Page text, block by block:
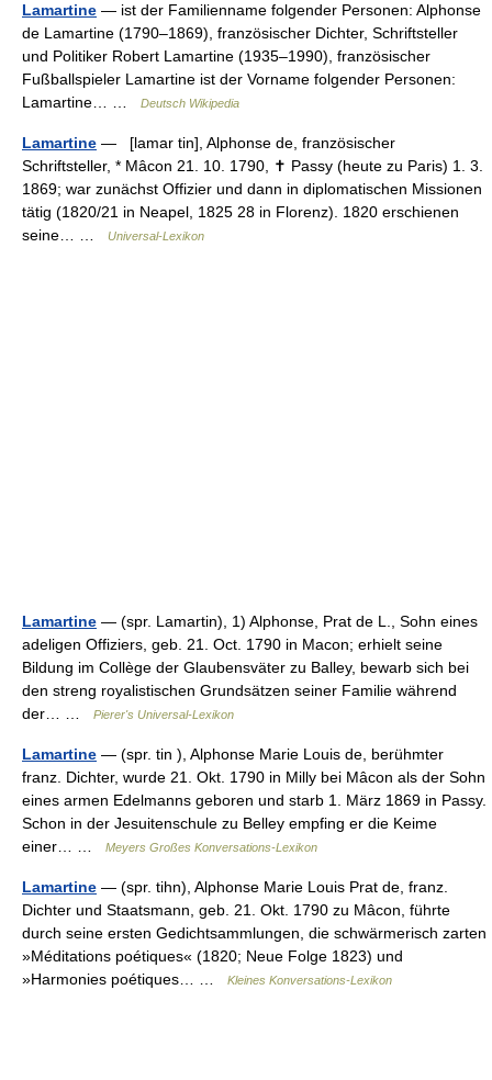
Lamartine — ist der Familienname folgender Personen: Alphonse
de Lamartine (1790–1869), französischer Dichter, Schriftsteller
und Politiker Robert Lamartine (1935–1990), französischer
Fußballspieler Lamartine ist der Vorname folgender Personen:
Lamartine… …
Deutsch Wikipedia
Lamartine — [lamar tin], Alphonse de, französischer
Schriftsteller, * Mâcon 21. 10. 1790, ✝ Passy (heute zu Paris) 1. 3.
1869; war zunächst Offizier und dann in diplomatischen Missionen
tätig (1820/21 in Neapel, 1825 28 in Florenz). 1820 erschienen
seine… …
Universal-Lexikon
Lamartine — (spr. Lamartin), 1) Alphonse, Prat de L., Sohn eines
adeligen Offiziers, geb. 21. Oct. 1790 in Macon; erhielt seine
Bildung im Collège der Glaubensväter zu Balley, bewarb sich bei
den streng royalistischen Grundsätzen seiner Familie während
der… …
Pierer's Universal-Lexikon
Lamartine — (spr. tin ), Alphonse Marie Louis de, berühmter
franz. Dichter, wurde 21. Okt. 1790 in Milly bei Mâcon als der Sohn
eines armen Edelmanns geboren und starb 1. März 1869 in Passy.
Schon in der Jesuitenschule zu Belley empfing er die Keime
einer… …
Meyers Großes Konversations-Lexikon
Lamartine — (spr. tihn), Alphonse Marie Louis Prat de, franz.
Dichter und Staatsmann, geb. 21. Okt. 1790 zu Mâcon, führte
durch seine ersten Gedichtsammlungen, die schwärmerisch zarten
»Méditations poétiques« (1820; Neue Folge 1823) und
»Harmonies poétiques… …
Kleines Konversations-Lexikon